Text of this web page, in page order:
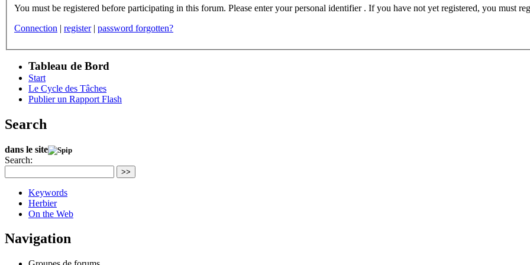
You must be registered before participating in this forum. Please enter your personal identifier . If you have not yet registered, you
Connection | register | password forgotten?
Tableau de Bord
Start
Le Cycle des Tâches
Publier un Rapport Flash
Search
dans le site
Search:
>>
Keywords
Herbier
On the Web
Navigation